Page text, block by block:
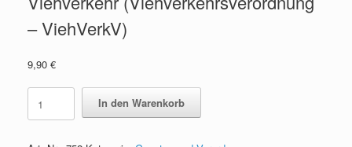
– ViehVerkV)
9,90 €
Verordnung
zum
Schutz
In den Warenkorb